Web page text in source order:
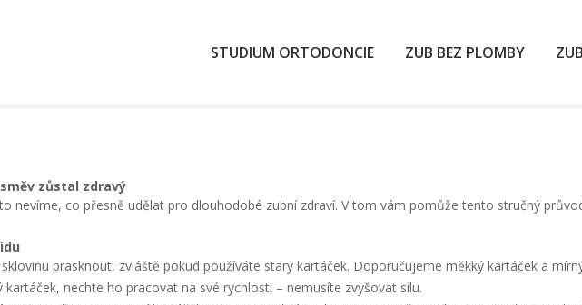
STUDIUM ORTODONCIE ZUB BEZ PLOMBY
zůstal zdravý
nevíme, co přesně udělat pro dlouhodobé zubní zdraví. V tom vám pomůže tento stručný
prasknout, zvláště pokud používáte starý kartáček. Doporučujeme měkký kartáček a
nechte ho pracovat na své rychlosti – nemusíte zvyšovat sílu.